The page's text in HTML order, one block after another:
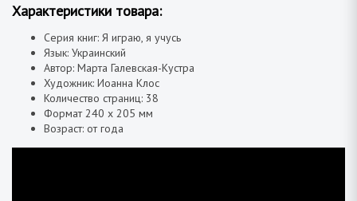
Характеристики товара:
Серия книг: Я играю, я учусь
Язык: Украинский
Автор: Марта Галевская-Кустра
Художник: Иоанна Клос
Количество страниц: 38
Формат 240 x 205 мм
Возраст: от года